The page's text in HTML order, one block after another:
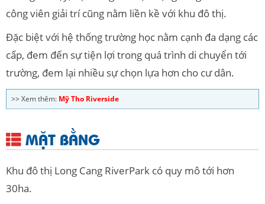
công viên giải trí cũng nằm liền kề với khu đô thị.
Đặc biệt với hệ thống trường học nằm cạnh đa dạng các
cấp, đem đến sự tiện lợi trong quá trình di chuyển tới
trường, đem lại nhiều sự chọn lựa hơn cho cư dân.
>> Xem thêm: Mỹ Tho Riverside
MẶT BẰNG
Khu đô thị Long Cang RiverPark có quy mô tới hơn
30ha.